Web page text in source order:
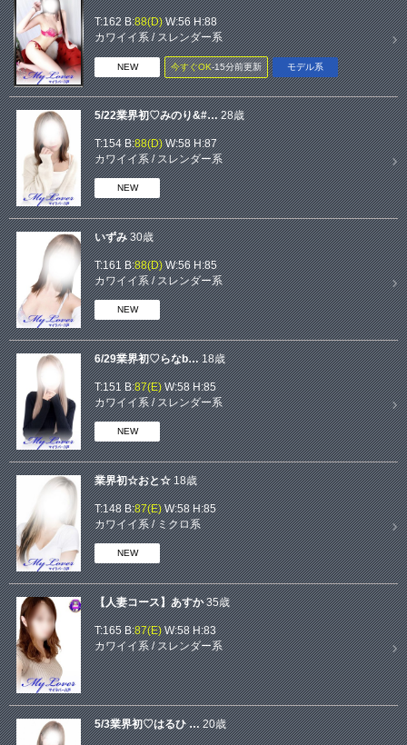
T:162 B:88(D)W:56 H:88
カワイイ系/スレンダー系
NEW 今すぐOK‐15分前更新 モデル系
5/22業界初♡みのり&#… 28歳
T:154 B:88(D)W:58 H:87
カワイイ系/スレンダー系
NEW
いずみ 30歳
T:161 B:88(D)W:56 H:85
カワイイ系/スレンダー系
NEW
6/29業界初♡らなb… 18歳
T:151 B:87(E)W:58 H:85
カワイイ系/スレンダー系
NEW
業界初☆おと☆ 18歳
T:148 B:87(E)W:58 H:85
カワイイ系/ミクロ系
NEW
【人妻コース】あすか 35歳
T:165 B:87(E)W:58 H:83
カワイイ系/スレンダー系
5/3業界初♡はるひ … 20歳